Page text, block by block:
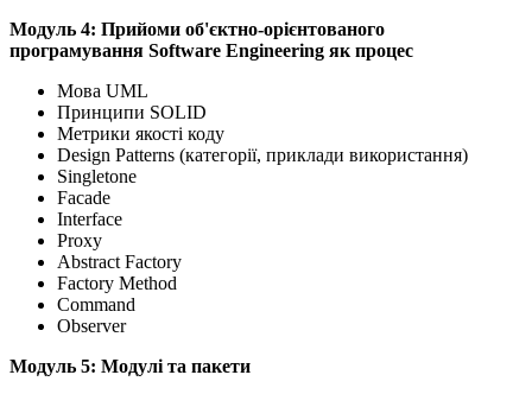
Mодуль 4: Прийоми об'єктно-орієнтованого
програмування Software Engineering як процес
Мова UML
Принципи SOLID
Метрики якості коду
Design Patterns (категорії, приклади використання)
Singletone
Facade
Interface
Proxy
Abstract Factory
Factory Method
Command
Observer
Mодуль 5: Модулі та пакети